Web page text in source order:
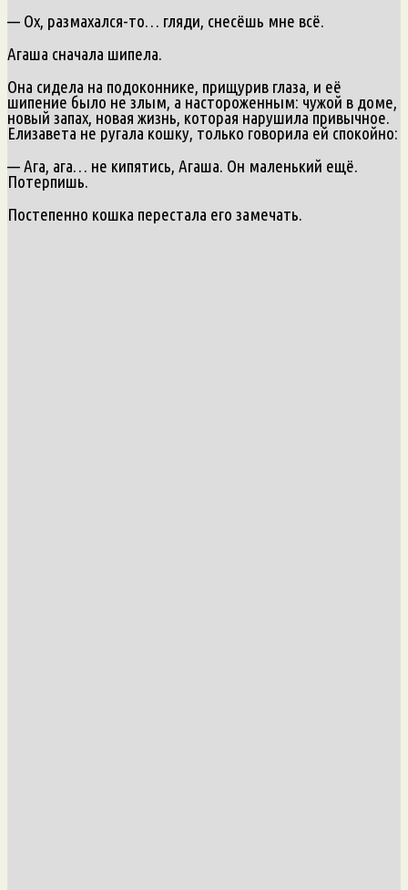
— Ох, размахался-то… гляди, снесёшь мне всё.
Агаша сначала шипела.
Она сидела на подоконнике, прищурив глаза, и её
шипение было не злым, а настороженным: чужой в доме,
новый запах, новая жизнь, которая нарушила привычное.
Елизавета не ругала кошку, только говорила ей спокойно:
— Ага, ага… не кипятись, Агаша. Он маленький ещё.
Потерпишь.
Постепенно кошка перестала его замечать.